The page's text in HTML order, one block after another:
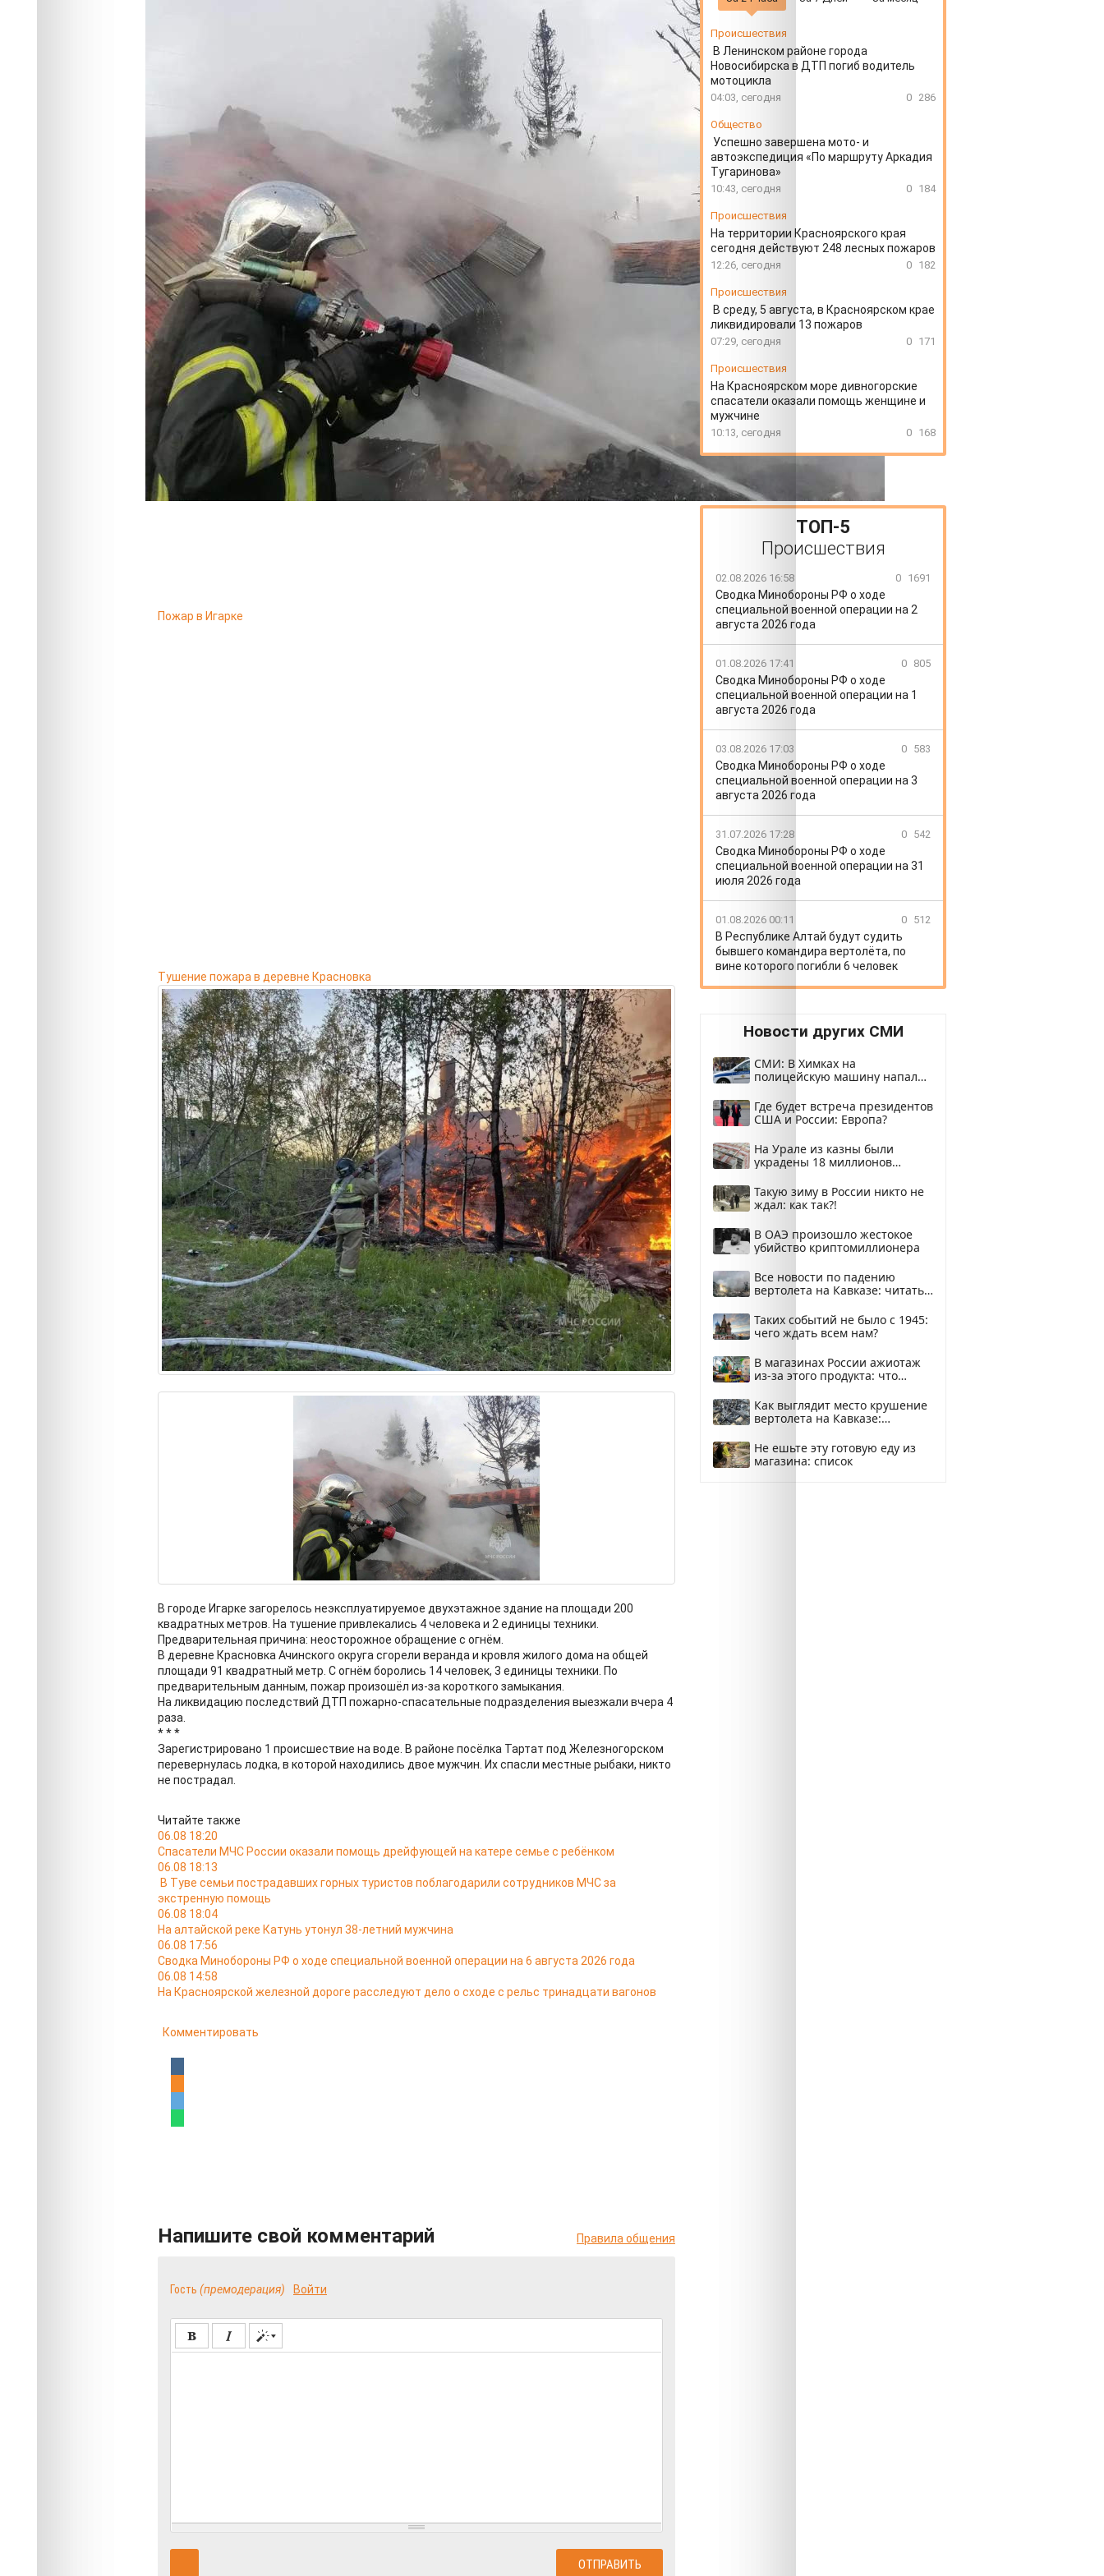
Происшествия
Пожар в Игарке
Тушение пожара в деревне Красновка
В городе Игарке загорелось неэксплуатируемое двухэтажное здание на площади 200
квадратных метров. На тушение привлекались 4 человека и 2 единицы техники.
Предварительная причина: неосторожное обращение с огнём.
В деревне Красновка Ачинского округа сгорели веранда и кровля жилого дома на общей
площади 91 квадратный метр. С огнём боролись 14 человек, 3 единицы техники. По
предварительным данным, пожар произошёл из-за короткого замыкания.
На ликвидацию последствий ДТП пожарно-спасательные подразделения выезжали вчера 4
раза.
* * *
Зарегистрировано 1 происшествие на воде. В районе посёлка Тартат под Железногорском
перевернулась лодка, в которой находились двое мужчин. Их спасли местные рыбаки, никто
не пострадал.
Читайте также
06.08 18:20
Спасатели МЧС России оказали помощь дрейфующей на катере семье с ребёнком
06.08 18:13
В Туве семьи пострадавших горных туристов поблагодарили сотрудников МЧС за
экстренную помощь
06.08 18:04
На алтайской реке Катунь утонул 38-летний мужчина
06.08 17:56
Сводка Минобороны РФ о ходе специальной военной операции на 6 августа 2026 года
06.08 14:58
На Красноярской железной дороге расследуют дело о сходе с рельс тринадцати вагонов
Комментировать
Напишите свой комментарий Правила общения
Гость (премодерация) Войти
Происшествия
В Ленинском районе города
Новосибирска в ДТП погиб водитель
мотоцикла
04:03, сегодня 0 286
Общество
Успешно завершена мото- и
автоэкспедиция «По маршруту Аркадия
Тугаринова»
10:43, сегодня 0 184
Происшествия
На территории Красноярского края
сегодня действуют 248 лесных пожаров
12:26, сегодня 0 182
Происшествия
В среду, 5 августа, в Красноярском крае
ликвидировали 13 пожаров
07:29, сегодня 0 171
Происшествия
На Красноярском море дивногорские
спасатели оказали помощь женщине и
мужчине
10:13, сегодня 0 168
ТОП-5
Происшествия
02.08.2026 16:58 0 1691
Сводка Минобороны РФ о ходе
специальной военной операции на 2
августа 2026 года
01.08.2026 17:41 0 805
Сводка Минобороны РФ о ходе
специальной военной операции на 1
августа 2026 года
03.08.2026 17:03 0 583
Сводка Минобороны РФ о ходе
специальной военной операции на 3
августа 2026 года
31.07.2026 17:28 0 542
Сводка Минобороны РФ о ходе
специальной военной операции на 31
июля 2026 года
01.08.2026 00:11 0 512
В Республике Алтай будут судить
бывшего командира вертолёта, по
вине которого погибли 6 человек
Новости других СМИ
СМИ: В Химках на
полицейскую машину напали
Где будет встреча президентов
США и России: Европа?
На Урале из казны были
украдены 18 миллионов
Такую зиму в России никто не
ждал: как так?!
В ОАЭ произошло жестокое
убийство криптомиллионера
Все новости по падению
вертолета на Кавказе: читать
Таких событий не было с 1945:
чего ждать всем нам?
В магазинах России ажиотаж
из-за этого продукта: что
Как выглядит место крушение
вертолета на Кавказе:
Не ешьте эту готовую еду из
магазина: список